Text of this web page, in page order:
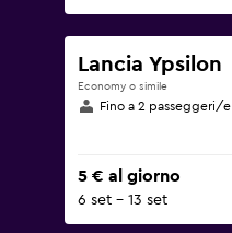
Lancia Ypsilon
Economy o simile
Fino a 2 passeggeri/e
5 € al giorno
6 set - 13 set